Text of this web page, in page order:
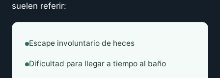
suelen referir:
Escape involuntario de heces
Dificultad para llegar a tiempo al baño